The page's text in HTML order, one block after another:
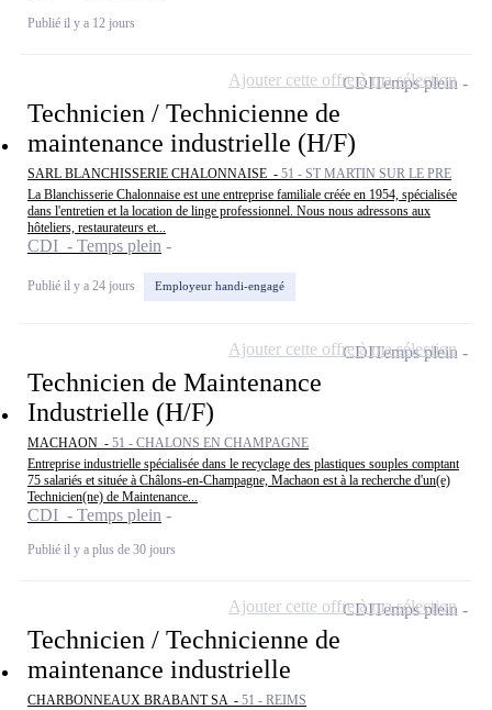
Publié il y a 12 jours
Technicien / Technicienne de
maintenance industrielle (H/F)
SARL BLANCHISSERIE CHALONNAISE - 51 - ST MARTIN SUR LE PRE
La Blanchisserie Chalonnaise est une entreprise familiale créée en 1954, spécialisée
dans l'entretien et la location de linge professionnel. Nous nous adressons aux
hôteliers, restaurateurs et...
CDI - Temps plein
Publié il y a 24 jours Employeur handi-engagé
CDITemps plein
Ajouter cette offre à ma sélection
Technicien de Maintenance
Industrielle (H/F)
MACHAON - 51 - CHALONS EN CHAMPAGNE
Entreprise industrielle spécialisée dans le recyclage des plastiques souples comptant
75 salariés et située à Châlons-en-Champagne, Machaon est à la recherche d'un(e)
Technicien(ne) de Maintenance...
CDI - Temps plein
Publié il y a plus de 30 jours
CDITemps plein
Ajouter cette offre à ma sélection
Technicien / Technicienne de
maintenance industrielle
CHARBONNEAUX BRABANT SA - 51 - REIMS
CDITemps plein
Ajouter cette offre à ma sélection